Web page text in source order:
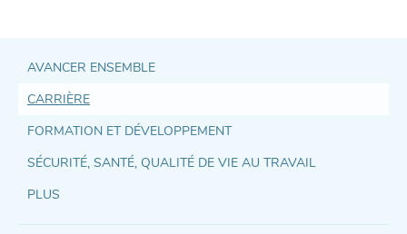
Accès
direct
et
AVANCER ENSEMBLE
CARRIÈRE
FORMATION ET DÉVELOPPEMENT
SÉCURITÉ, SANTÉ, QUALITÉ DE VIE AU TRAVAIL
PLUS